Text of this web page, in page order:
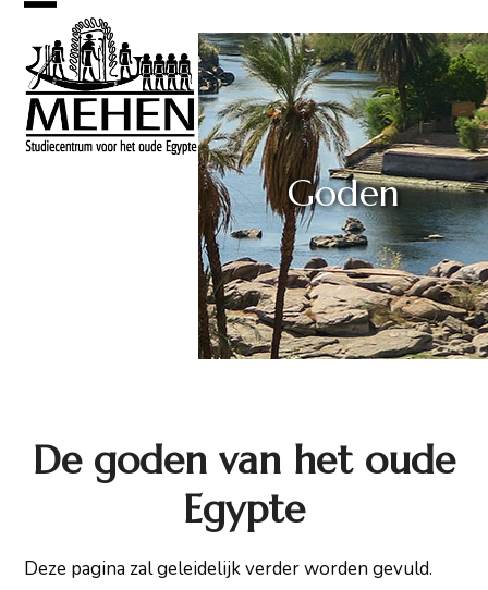
Skip
content
Open
mobile
menu
Close
mobile
menu
Goden
De goden van het oude
Egypte
Deze pagina zal geleidelijk verder worden gevuld.